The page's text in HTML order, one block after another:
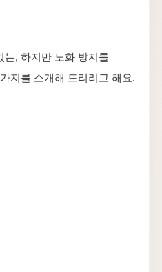
는, 하지만 노화 방지를
지를 소개해 드리려고 해요.